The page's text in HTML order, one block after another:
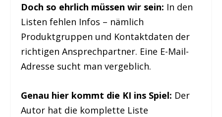
Doch so ehrlich müssen wir sein: In den
Listen fehlen Infos – nämlich
Produktgruppen und Kontaktdaten der
richtigen Ansprechpartner. Eine E-Mail-
Adresse sucht man vergeblich.
Genau hier kommt die KI ins Spiel: Der
Autor hat die komplette Liste